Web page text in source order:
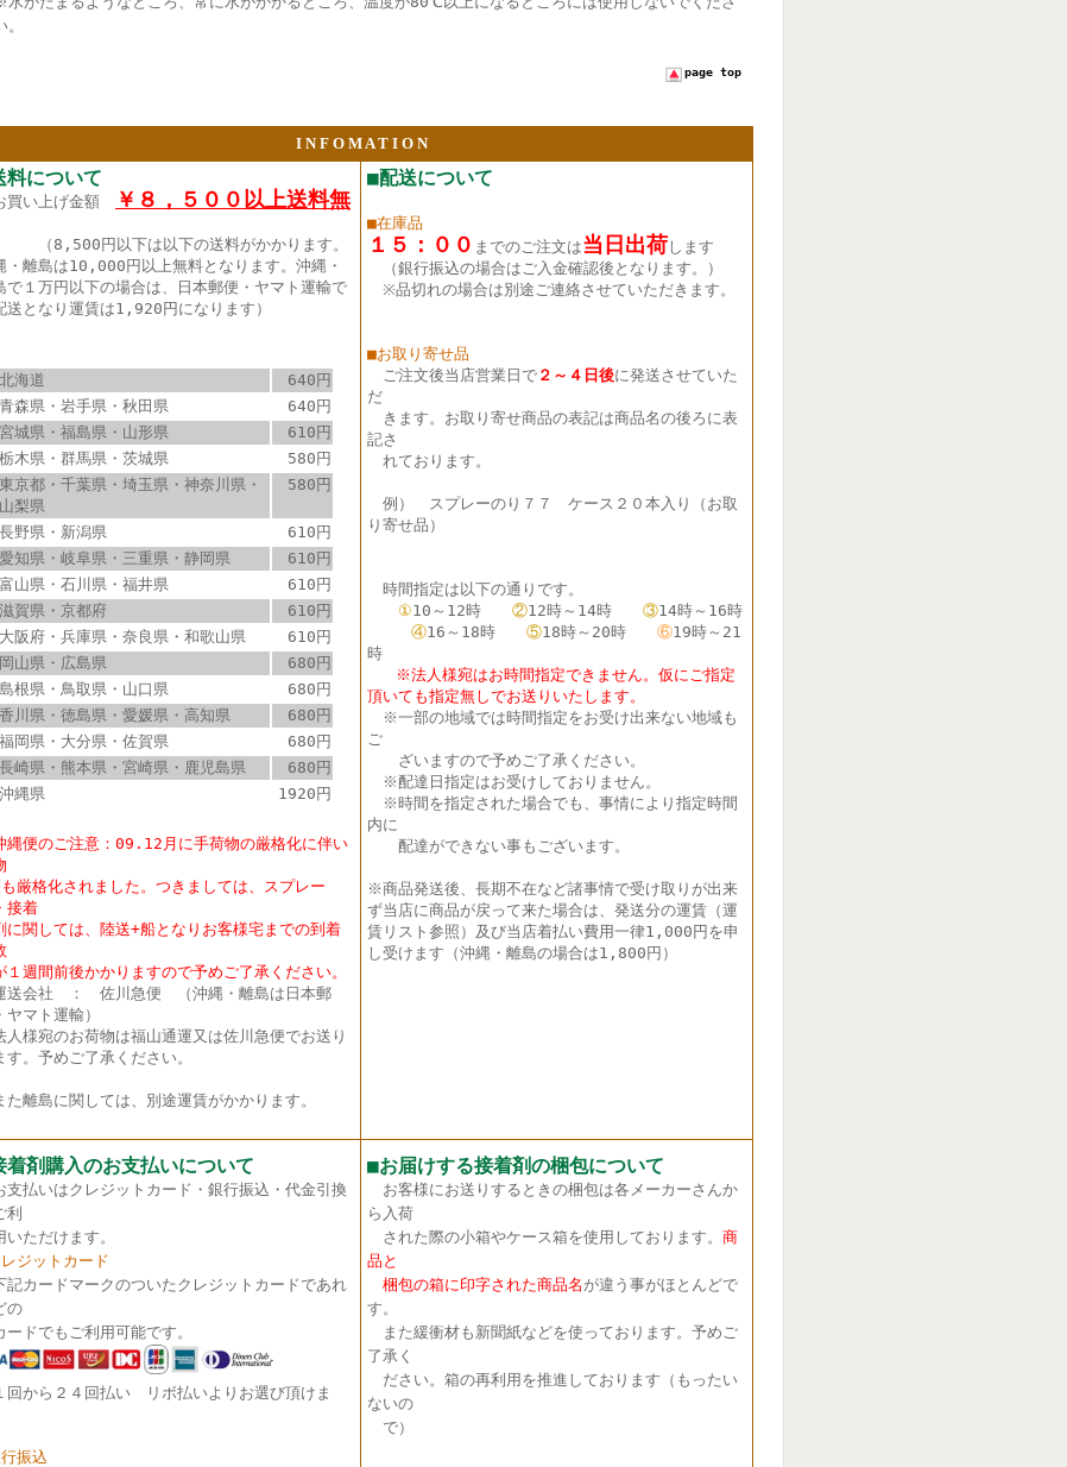
。
page top
I N F O M A T I O N
料について
買い上げ金額
￥８，５００以上送料無
（8,500円以下は以下の送料がかかります。
・離島は10,000円以上無料となります。沖縄・
で１万円以下の場合は、日本郵便・ヤマト運輸で
送となり運賃は1,920円になります）
北海道
640円
青森県・岩手県・秋田県
640円
宮城県・福島県・山形県
610円
栃木県・群馬県・茨城県
580円
東京都・千葉県・埼玉県・神奈川県・
山梨県
580円
長野県・新潟県
610円
愛知県・岐阜県・三重県・静岡県
610円
富山県・石川県・福井県
610円
滋賀県・京都府
610円
大阪府・兵庫県・奈良県・和歌山県
610円
岡山県・広島県
680円
島根県・鳥取県・山口県
680円
香川県・徳島県・愛媛県・高知県
680円
福岡県・大分県・佐賀県
680円
長崎県・熊本県・宮崎県・鹿児島県
680円
沖縄県
1920円
縄便のご注意：09.12月に手荷物の厳格化に伴い
厳格化されました。つきましては、スプレー
接着
関しては、陸送+船となりお客様宅までの到着
週間前後かかりますので予めご了承ください。
会社 ： 佐川急便 （沖縄・離島は日本郵
ヤマト運輸）
様宛のお荷物は福山通運又は佐川急便でお送り
す。予めご了承ください。
離島に関しては、別途運賃がかかります。
■配送について
■在庫品
１５：００ までのご注文は当日出荷 します
（銀行振込の場合はご入金確認後となります。）
※品切れの場合は別途ご連絡させていただきます。
■お取り寄せ品
ご注文後当店営業日で ２～４日後に発送させていた
だ
きます。お取り寄せ商品の表記は商品名の後ろに表
記さ
れております。
例） スプレーのり７７ ケース２０本入り（お取
り寄せ品）
時間指定は以下の通りです。
①10～12時 ②12時～14時 ③14時～16時
④16～18時 ⑤18時～20時 ⑥19時～21
時
※法人様宛はお時間指定できません。仮にご指定
頂いても指定無しでお送りいたします。
※一部の地域では時間指定をお受け出来ない地域も
ご
ざいますので予めご了承ください。
※配達日指定はお受けしておりません。
※時間を指定された場合でも、事情により指定時間
内に
配達ができない事もございます。
※商品発送後、長期不在など諸事情で受け取りが出来
ず当店に商品が戻って来た場合は、発送分の運賃（運
賃リスト参照）及び当店着払い費用一律1,000円を申
し受けます（沖縄・離島の場合は1,800円）
着剤購入のお支払いについて
支払いはクレジットカード・銀行振込・代金引換
利
ただけます。
ジットカード
記カードマークのついたクレジットカードであれ
の
ドでもご利用可能です。
回から２４回払い リボ払いよりお選び頂けま
振込
■お届けする接着剤の梱包について
お客様にお送りするときの梱包は各メーカーさんか
ら入荷
された際の小箱やケース箱を使用しております。 商
品と
梱包の箱に印字された商品名 が違う事がほとんどで
す。
また緩衝材も新聞紙などを使っております。予めご
了承く
ださい。箱の再利用を推進しております（もったい
ないの
で）